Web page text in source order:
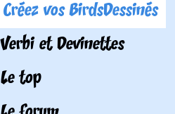
Créez vos BirdsDessinés
Verbi et Devinettes
Le top